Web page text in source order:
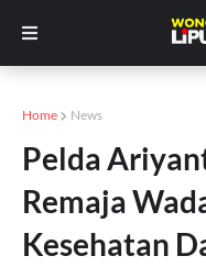
Home News
Pelda
Remaja
Kesehatan